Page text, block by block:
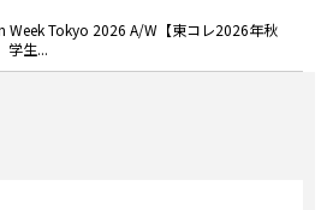
Week Tokyo 2026 A/W【東コレ2026年秋
学生...